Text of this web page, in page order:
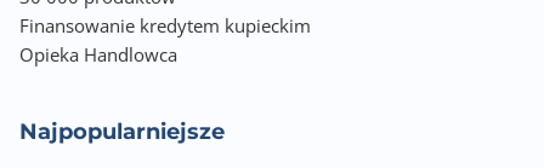
Finansowanie kredytem kupieckim
Opieka Handlowca
Najpopularniejsze